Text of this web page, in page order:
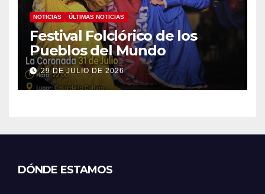
NOTICIAS ÚLTIMAS NOTICIAS
Festival Folclórico de los
Pueblos del Mundo
29 DE JULIO DE 2026
DÓNDE ESTAMOS